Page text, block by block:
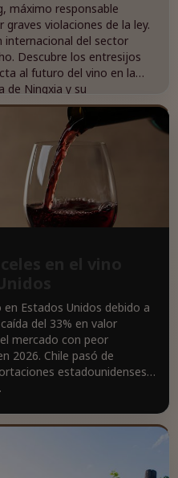
máximo responsable
violaciones de la ley.
internacional del sector
Descubre los entresijos
al futuro del vino en la
de Ningxia y su
ven amenazados por este
tendrá para la industria del
intrigante artículo!
Estados Unidos debido a
del 33% en valor
mercado con peor
2026. Chile pasó de
estadounidenses